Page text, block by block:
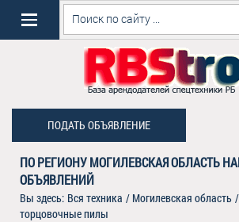
ПОДАТЬ ОБЪЯВЛЕНИЕ
ПО РЕГИОНУ МОГИЛЕВСКАЯ ОБЛАСТЬ
ОБЪЯВЛЕНИЙ
Вы здесь: Вся техника / Могилевская область /
торцовочные пилы